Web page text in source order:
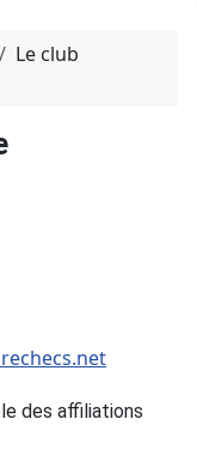
Le club
des affiliations